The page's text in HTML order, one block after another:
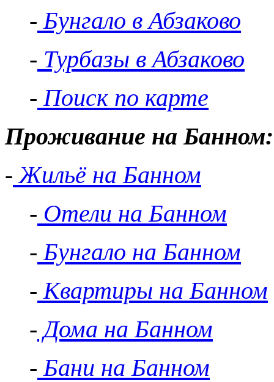
- Бунгало в Абзаково
- Турбазы в Абзаково
- Поиск по карте
Проживание на Банном:
- Жильё на Банном
- Отели на Банном
- Бунгало на Банном
- Квартиры на Банном
- Дома на Банном
- Бани на Банном